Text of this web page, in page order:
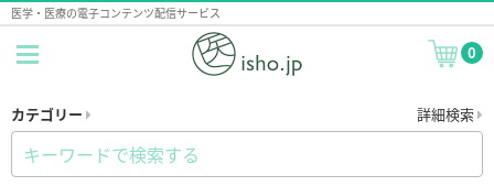
医学・医療の電子コンテンツ配信サービス
0
カテゴリー 詳細検索